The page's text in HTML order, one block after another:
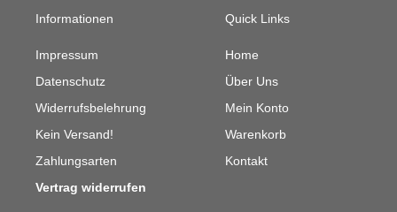
o
r
e
u
Informationen
Impressum
Datenschutz
Widerrufsbelehrung
Kein Versand!
Zahlungsarten
Vertrag widerrufen
Quick Links
Home
Über Uns
Mein Konto
Warenkorb
Kontakt